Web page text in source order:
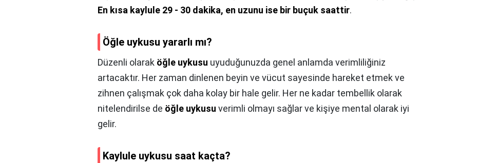
En kısa kaylule 29 - 30 dakika, en uzunu ise bir buçuk saattir.
Öğle uykusu yararlı mı?
Düzenli olarak öğle uykusu uyuduğunuzda genel anlamda verimliliğiniz
artacaktır. Her zaman dinlenen beyin ve vücut sayesinde hareket etmek ve
zihnen çalışmak çok daha kolay bir hale gelir. Her ne kadar tembellik olarak
nitelendirilse de öğle uykusu verimli olmayı sağlar ve kişiye mental olarak iyi
gelir.
Kaylule uykusu saat kaçta?